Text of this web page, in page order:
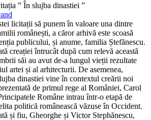
” În slujba dinastiei ”
licitații să punem în valoare una dintre
românești, a căror arhivă este scoasă
publicului, și anume, familia Ștefănescu.
creației întrucât după cum relevă această
săi au avut de-a lungul vieții rezultate
artei și al arhitecturii. De asemenea,
dinastiei vine în contextul creării noi
de primul rege al României, Carol
Române intrau într-o etapă de
politică românească văzuse în Occident.
și fiu, Gheorghe și Victor Stephănescu,